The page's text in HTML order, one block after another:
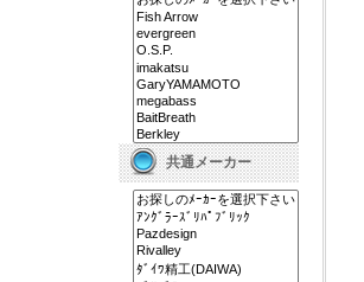
共通メーカー